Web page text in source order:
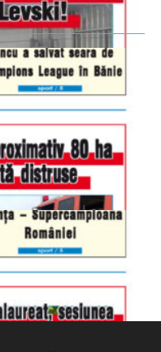
9.00 - 17.00
9.00 - 12.00